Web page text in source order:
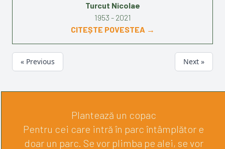
Turcut Nicolae
1953 - 2021
CITEȘTE POVESTEA →
« Previous Next »
Plantează un copac
Pentru cei care intră în parc întâmplător e
doar un parc. Se vor plimba pe alei, se vor